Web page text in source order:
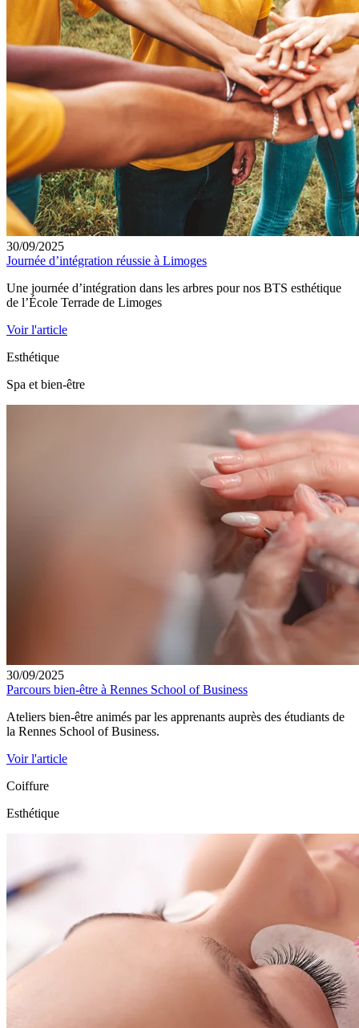
30/09/2025
Journée d’intégration réussie à Limoges
Une journée d’intégration dans les arbres pour nos BTS esthétique
de l’École Terrade de Limoges
Voir l'article
Esthétique
Spa et bien-être
30/09/2025
Parcours bien-être à Rennes School of Business
Ateliers bien-être animés par les apprenants auprès des étudiants de
la Rennes School of Business.
Voir l'article
Coiffure
Esthétique